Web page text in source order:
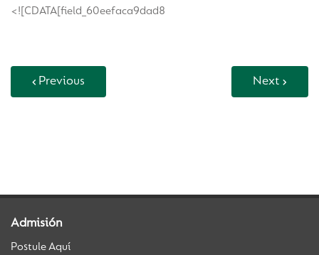
<![CDATA[field_60eefaca9dad8
Previous Next
Admisión
Postule Aquí